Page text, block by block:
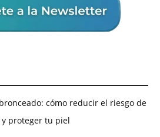
cómo reducir el riesgo de
proteger tu piel